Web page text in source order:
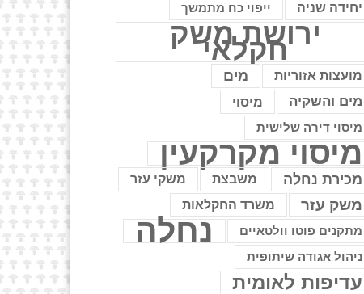
יחידה שניה
ייפוי כח מתמשך
ירושת משק
חקלאי
מועצות אזוריות מים
מים והשקיה מיסוי
מיסוי דירה שלישית
מיסוי מקרקעין
מכירת נחלה משבצת משקי עזר
משק עזר משרד החקלאות
מתקנים פוטו וולטאיים נחלה
ניהול אגודה שיתופית
עדיפות לאומית